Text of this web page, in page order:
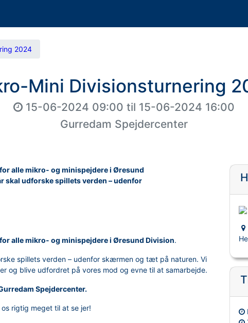
2024
Mini Divisionsturnering
15-06-2024 09:00 til 15-06-2024 16:00
Gurredam Spejdercenter
alle mikro- og minispejdere i Øresund
skal udforske spillets verden – udenfor
alle mikro- og minispejdere i Øresund Division.
spillets verden – udenfor skærmen og tæt på naturen. Vi
og blive udfordret på vores mod og evne til at samarbejde.
Spejdercenter.
rigtig meget til at se jer!